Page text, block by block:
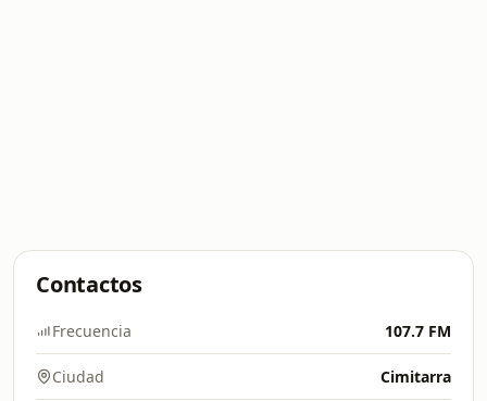
Contactos
Frecuencia 107.7 FM
Ciudad Cimitarra